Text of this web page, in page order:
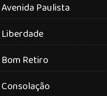
Avenida Paulista
Liberdade
Bom Retiro
Consolação